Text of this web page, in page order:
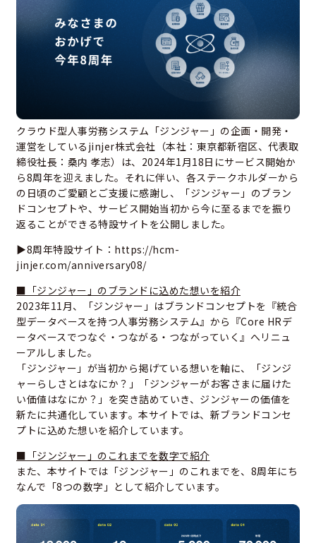
クラウド型人事労務システム「ジンジャー」の企画・開発・
運営をしているjinjer株式会社（本社：東京都新宿区、代表取
締役社長：桑内 孝志）は、2024年1月18日にサービス開始か
ら8周年を迎えました。それに伴い、各ステークホルダーから
の日頃のご愛顧とご支援に感謝し、「ジンジャー」のブラン
ドコンセプトや、サービス開始当初から今に至るまでを振り
返ることができる特設サイトを公開しました。
▶8周年特設サイト： https://hcm-
jinjer.com/anniversary08/
■「ジンジャー」のブランドに込めた想いを紹介
2023年11月、「ジンジャー」はブランドコンセプトを『統合
型データベースを持つ人事労務システム』から『Core HRデ
ータベースでつなぐ・つながる・つながっていく』へリニュ
ーアルしました。
「ジンジャー」が当初から掲げている想いを軸に、「ジンジ
ャーらしさとはなにか？」「ジンジャーがお客さまに届けた
い価値はなにか？」を突き詰めていき、ジンジャーの価値を
新たに共通化しています。本サイトでは、新ブランドコンセ
プトに込めた想いを紹介しています。
■「ジンジャー」のこれまでを数字で紹介
また、本サイトでは「ジンジャー」のこれまでを、8周年にち
なんで「8つの数字」として紹介しています。